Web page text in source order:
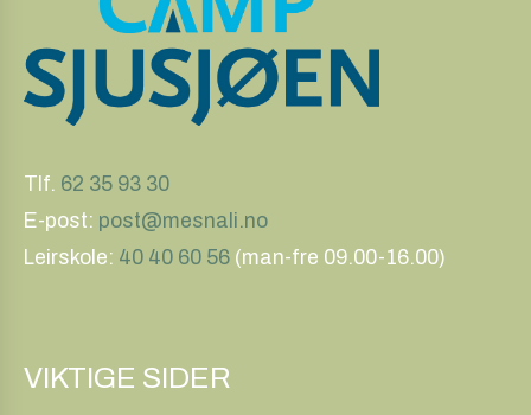
Tlf. 62 35 93 30
E-post: post@mesnali.no
Leirskole: 40 40 60 56 (man-fre 09.00-16.00)
VIKTIGE SIDER